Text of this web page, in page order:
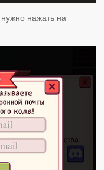
нажать на